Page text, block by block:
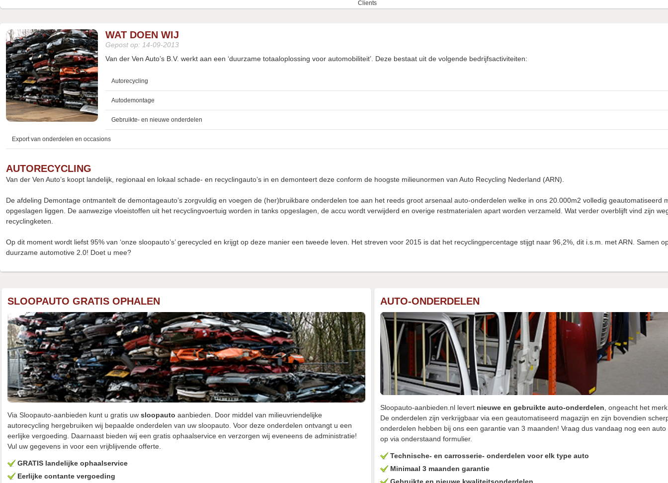
WAT DOEN WIJ
Gepost op: 14-09-2013
Van der Ven Auto’s B.V. werkt aan een ‘duurzame totaaloplossing voor automobiliteit’. Deze bestaat uit de volgende bedrijfsactiviteiten:
Autorecycling
Autodemontage
Gebruikte- en nieuwe onderdelen
Export van onderdelen en occasions
AUTORECYCLING
Van der Ven Auto’s koopt landelijk, regionaal en lokaal schade- en recyclingauto’s in en demonteert deze conform de hoogste milieunormen van Auto Recycling Nederland (ARN).
De afdeling Demontage ontmantelt de demontageauto’s zorgvuldig en voegen de (her)bruikbare onderdelen toe aan het reeds groot arsenaal auto-onderdelen welke in ons 20.000m2 volledig geautomatiseerd
opgeslagen liggen. De aanwezige vloeistoffen uit het recyclingvoertuig worden in tanks opgeslagen, de accu wordt verwijderd en overige restmaterialen apart worden verzameld. Wat verder overblijft vind zijn
recyclingketen.
Op dit moment wordt liefst 95% van ‘onze sloopauto’s’ gerecycled en krijgt op deze manier een tweede leven. Het streven voor 2015 is dat het recyclingpercentage stijgt naar 96,2%, dit i.s.m. met ARN. Samen
duurzame automotive 2.0! Doet u mee?
SLOOPAUTO GRATIS OPHALEN
Via Sloopauto-aanbieden kunt u gratis uw sloopauto aanbieden. Door middel van milieuvriendelijke
autorecycling hergebruiken wij bepaalde onderdelen van uw sloopauto. Voor deze onderdelen ontvangt u een
eerlijke vergoeding. Daarnaast bieden wij een gratis ophaalservice en verzorgen wij eveneens de administratie!
Vul uw gegevens in voor een vrijblijvende offerte.
GRATIS landelijke ophaalservice
Eerlijke contante vergoeding
AUTO-ONDERDELEN
Sloopauto-aanbieden.nl levert nieuwe en gebruikte auto-onderdelen , ongeacht het
De onderdelen zijn verkrijgbaar via een geautomatiseerd magazijn en zijn bovendien
onderdelen hebben bij ons een garantie van 3 maanden! Vraag dus vandaag nog een auto
op via onderstaand formulier.
Technische- en carrosserie- onderdelen voor elk type auto
Minimaal 3 maanden garantie